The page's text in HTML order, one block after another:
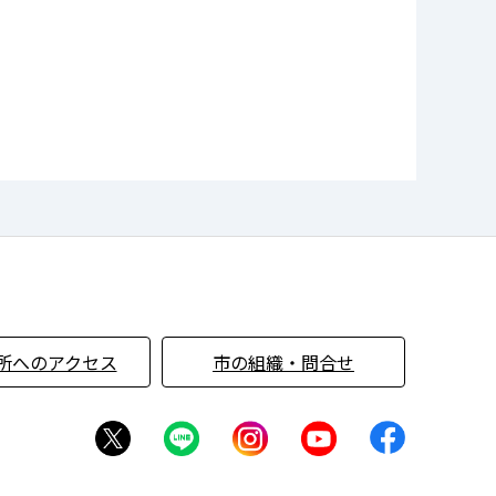
へのアクセス 市の組織・問合せ